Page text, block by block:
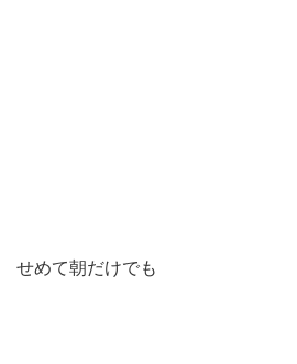
せめて朝だけでも